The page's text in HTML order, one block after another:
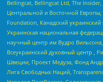
Bellingcat, Bellingcat Ltd, The
Центральной и Восточной
Foundation, Канадский украинский
Украинская национальная
научный центр им Вудро
Всеукраинский духовный центр ,
Швеции, Проект Медуза, Фонд
Лига Свободных Наций,